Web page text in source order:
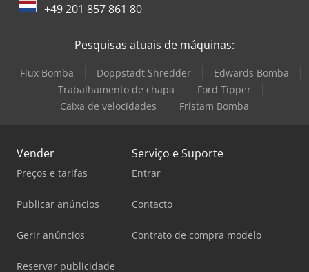
+49 201 857 861 80
Pesquisas atuais de máquinas:
Flux Bomba Doppstadt Shredder
Edwards Bomba
Trabalhamento de chapa
Ford Tipper
Caixa de velocidades
Fristam Bomba
Vender
Preços e tarifas
Publicar anúncios
Gerir anúncios
Reservar publicidade
Serviço e Suporte
Entrar
Contacto
Contrato de compra modelo